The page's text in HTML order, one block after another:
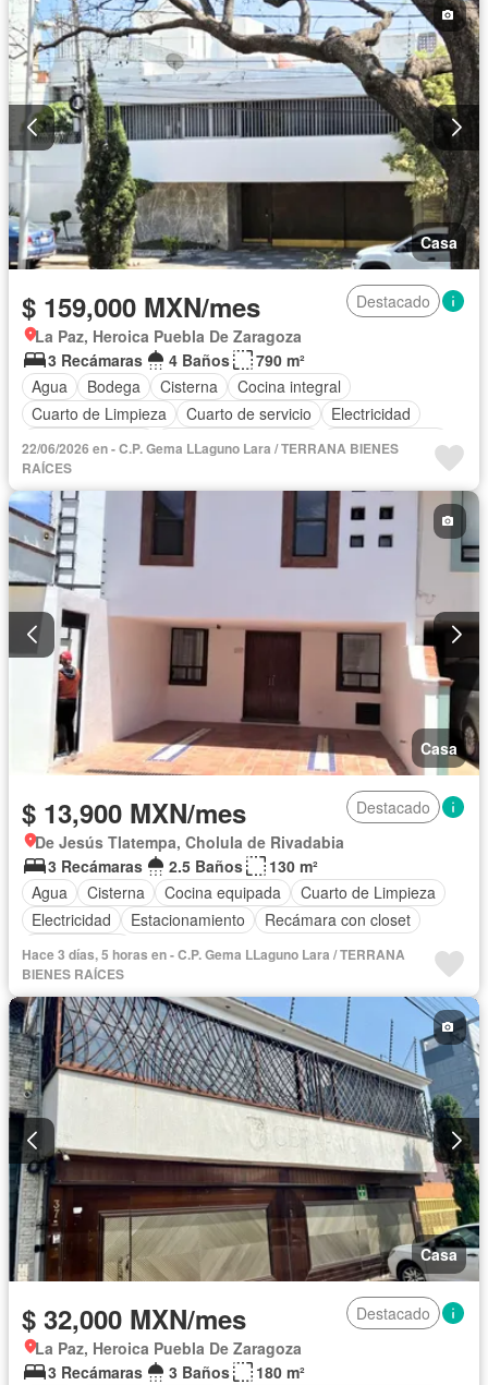
Casa
$ 159,000 MXN/mes
Destacado
La Paz, Heroica Puebla De Zaragoza
3 Recámaras
4 Baños
790 m²
Agua
Bodega Cisterna
Cocina integral
Cuarto de Limpieza
Cuarto de servicio
Electricidad
Estacionamiento
Recámara con closet
Sala polivalente
Sin amueblar
22/06/2026 en - C.P. Gema LLaguno Lara / TERRANA BIENES
RAÍCES
Casa
$ 13,900 MXN/mes
Destacado
De Jesús Tlatempa, Cholula de Rivadabia
3 Recámaras
2.5 Baños
130 m²
Agua
Cisterna Cocina equipada
Cuarto de Limpieza
Electricidad
Estacionamiento
Recámara con closet
Sin amueblar
Hace 3 días, 5 horas en - C.P. Gema LLaguno Lara / TERRANA
BIENES RAÍCES
Casa
$ 32,000 MXN/mes
Destacado
La Paz, Heroica Puebla De Zaragoza
3 Recámaras
3 Baños
180 m²